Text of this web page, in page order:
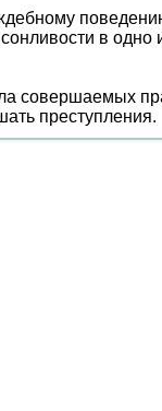
в одно
совершаемых
преступления.